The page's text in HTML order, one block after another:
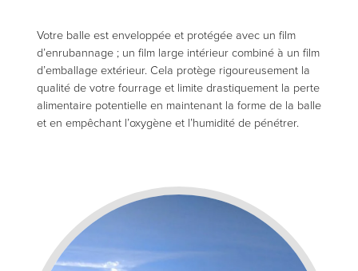
Votre balle est enveloppée et protégée avec un film
d’enrubannage ; un film large intérieur combiné à un film
d’emballage extérieur. Cela protège rigoureusement la
qualité de votre fourrage et limite drastiquement la perte
alimentaire potentielle en maintenant la forme de la balle
et en empêchant l’oxygène et l’humidité de pénétrer.